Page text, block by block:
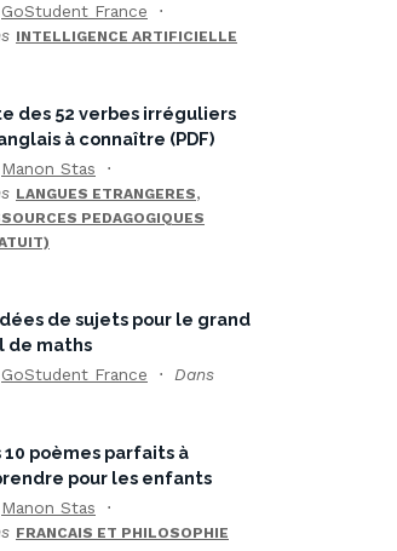
GoStudent France
INTELLIGENCE ARTIFICIELLE
des 52 verbes irréguliers
à connaître (PDF)
Manon Stas
LANGUES ETRANGERES,
PEDAGOGIQUES
de sujets pour le grand
de maths
GoStudent France Dans
10 poèmes parfaits à
pour les enfants
Manon Stas
FRANCAIS ET PHILOSOPHIE